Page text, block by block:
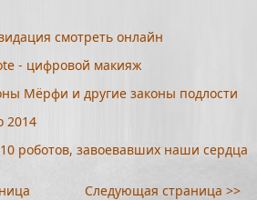
смотреть онлайн
- цифровой макияж
Мёрфи и другие законы подлости
2014
роботов, завоевавших наши сердца
Следующая страница >>